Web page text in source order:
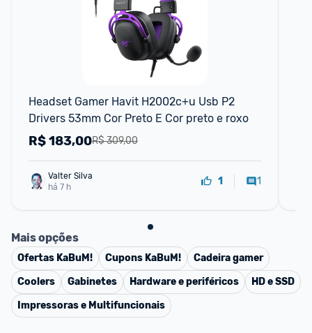
Headset Gamer Havit H2002c+u Usb P2
Drivers 53mm Cor Preto E Cor preto e roxo
R$ 309,00
R$183,00
Valter Silva
há 7 h
1 1
Mais opções
Ofertas KaBuM! Cupons KaBuM!
Cadeira gamer
Coolers
Gabinetes Hardware e periféricos
HD e SSD
Impressoras e Multifuncionais